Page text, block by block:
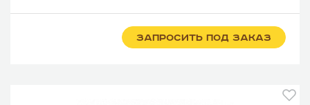
ЗАПРОСИТЬ ПОД ЗАКАЗ